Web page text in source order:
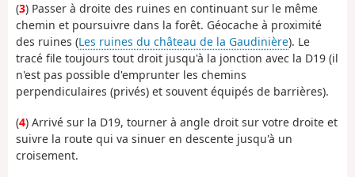
(3) Passer à droite des ruines en continuant sur le même
chemin et poursuivre dans la forêt. Géocache à proximité
des ruines (Les ruines du château de la Gaudinière). Le
tracé file toujours tout droit jusqu'à la jonction avec la D19 (il
n'est pas possible d'emprunter les chemins
perpendiculaires (privés) et souvent équipés de barrières).
(4) Arrivé sur la D19, tourner à angle droit sur votre droite et
suivre la route qui va sinuer en descente jusqu'à un
croisement.